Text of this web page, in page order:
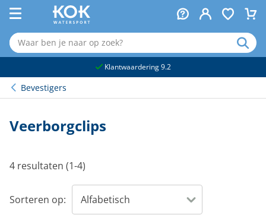
Klantwaardering 9.2
Bevestigers
Veerborgclips
4 resultaten (1-4)
Sorteren op: